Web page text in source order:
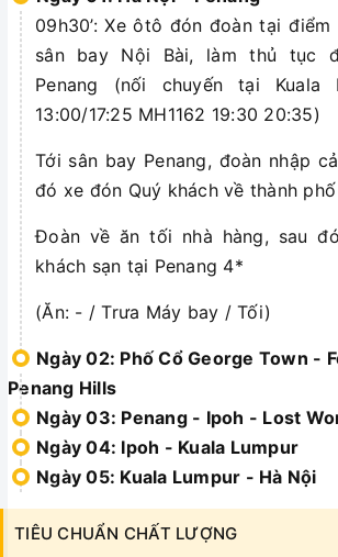
09h30’: Xe ôtô đón đoàn tại
sân bay Nội Bài, làm thủ tục
Penang (nối chuyến tại Kuala
13:00/17:25 MH1162 19:30 20:35)
Tới sân bay Penang, đoàn nhập
đó xe đón Quý khách về thành phố
Đoàn về ăn tối nhà hàng, sau
khách sạn tại Penang 4*
(Ăn: - / Trưa Máy bay / Tối)
Ngày 02: Phố Cổ George Town -
Penang Hills
Ngày 03: Penang - Ipoh - Lost
Ngày 04: Ipoh - Kuala Lumpur
Ngày 05: Kuala Lumpur - Hà Nội
TIÊU CHUẨN CHẤT LƯỢNG